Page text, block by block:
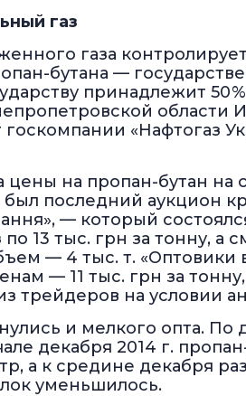
газ
газа
бутана —
принадлежит 50
области
«Нафтогаз
цены на пропан-бутан на
был последний аукцион
— который
13 тыс. грн за тонну, а
— 4 тыс. т.
— 11 тыс. грн за
трейдеров на условии
и мелкого опта. По
декабря 2014 г.
а к средине декабря
уменьшилось.